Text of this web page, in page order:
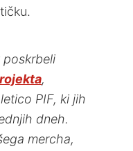
poskrbeli
,
PIF, ki jih
dneh.
mercha,